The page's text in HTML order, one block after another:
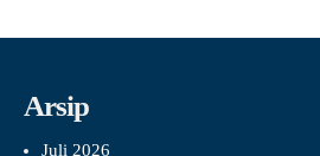
Arsip
Juli 2026